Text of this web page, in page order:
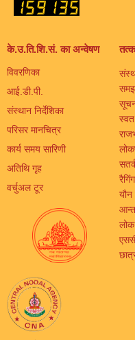
के.उ.ति.शि.सं. का अन्वेषण
विवरणिका
आई.डी.पी.
संस्थान निर्देशिका
परिसर मानचित्र
कार्य समय सारिणी
अतिथि गृह
वर्चुअल टूर
यौन